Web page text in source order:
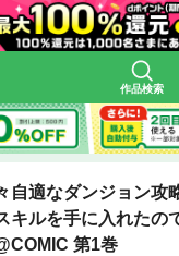
作品検索
自適なダンジョン攻
キルを手に入れたの
第1巻